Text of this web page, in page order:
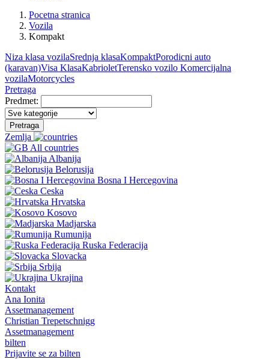
Pocetna stranica
Vozila
Kompakt
Niza klasa vozilaSrednja klasaKompaktPorodicni auto
(karavan)Visa KlasaKabrioletTerensko vozilo Komercijalna
vozilaMotorcycles
Pretraga
Predmet:
Pretraga
Zemlja
All countries
Albanija
Belorusija
Bosna I Hercegovina
Ceska
Hrvatska
Kosovo
Madjarska
Rumunija
Ruska Federacija
Slovacka
Srbija
Ukrajina
Kontakt
Ana Ionita
Assetmanagement
Christian Trepetschnigg
Assetmanagement
bilten
Prijavite se za bilten